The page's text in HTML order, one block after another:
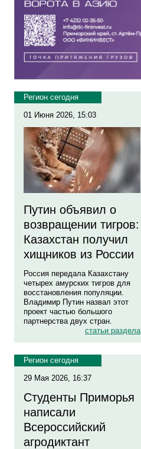
Регион сегодня
01 Июня 2026, 15:03
Путин объявил о
возвращении тигров:
Казахстан получил
хищников из России
Россия передала Казахстану
четырех амурских тигров для
восстановления популяции.
Владимир Путин назвал этот
проект частью большого
партнерства двух стран.
статьи раздела
Регион сегодня
29 Мая 2026, 16:37
Студенты Приморья
написали
Всероссийский
агродиктант